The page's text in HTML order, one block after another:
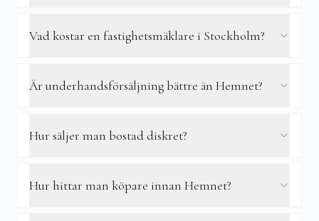
Vad kostar en fastighetsmäklare i Stockholm?
Är underhandsförsäljning bättre än Hemnet?
Hur säljer man bostad diskret?
Hur hittar man köpare innan Hemnet?